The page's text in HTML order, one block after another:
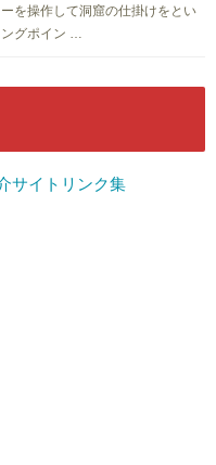
を操作して洞窟の仕掛けをとい
グポイン …
サイトリンク集